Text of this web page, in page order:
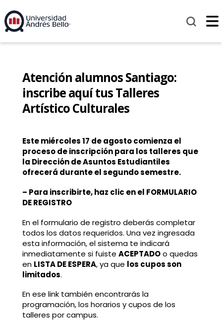
Atención alumnos Santiago:
inscribe aquí tus Talleres
Artístico Culturales
Este miércoles 17 de agosto comienza el
proceso de inscripción para los talleres que
la Dirección de Asuntos Estudiantiles
ofrecerá durante el segundo semestre.
– Para inscribirte, haz clic en el FORMULARIO
DE REGISTRO
En el formulario de registro deberás completar
todos los datos requeridos. Una vez ingresada
esta información, el sistema te indicará
inmediatamente si fuiste ACEPTADOo quedas
en LISTA DE ESPERA, ya que los cupos son
limitados.
En ese link también encontrarás la
programación, los horarios y cupos de los
talleres por campus.